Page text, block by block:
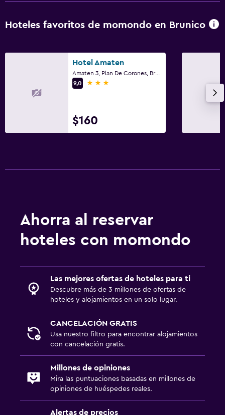
Hoteles favoritos de momondo en Brunico
Hotel Amaten
Amaten 3, Plan De Corones, Brunico, Provincia autónoma de Bolzano
9,0
3 estrellas
$160
Ahorra al reservar
hoteles con momondo
Las mejores ofertas de hoteles para ti
Descubre más de 3 millones de ofertas de
hoteles y alojamientos en un solo lugar.
CANCELACIÓN GRATIS
Usa nuestro filtro para encontrar alojamientos
con cancelación gratis.
Millones de opiniones
Mira las puntuaciones basadas en millones de
opiniones de huéspedes reales.
Alertas de precios